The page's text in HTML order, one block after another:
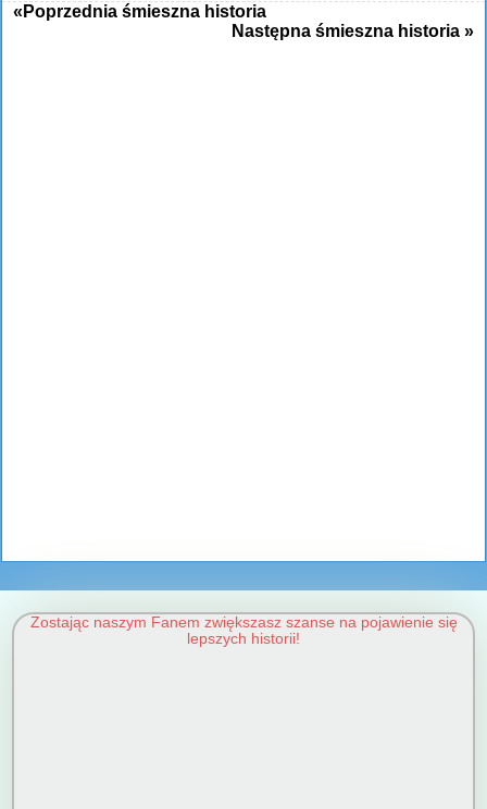
«Poprzednia śmieszna historia
Następna śmieszna historia »
Zostając naszym Fanem zwiększasz szanse na pojawienie się
lepszych historii!